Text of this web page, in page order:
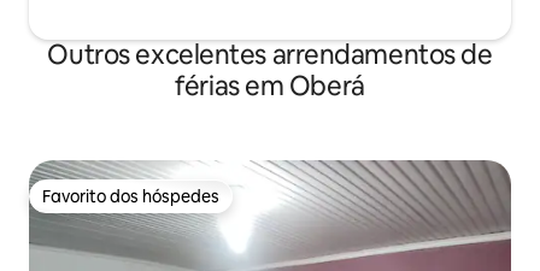
Outros excelentes arrendamentos de
férias em Oberá
Favorito dos hóspedes
Favorito dos hóspedes